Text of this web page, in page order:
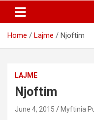
Home Lajme Njoftim
LAJME
Njoftim
June 4, 2015 Myftinia